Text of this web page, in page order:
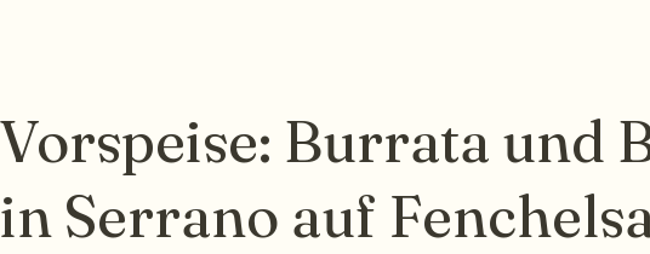
Vorspeise: Burrata und
in Serrano auf